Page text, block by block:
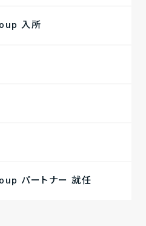
入所
パートナー 就任